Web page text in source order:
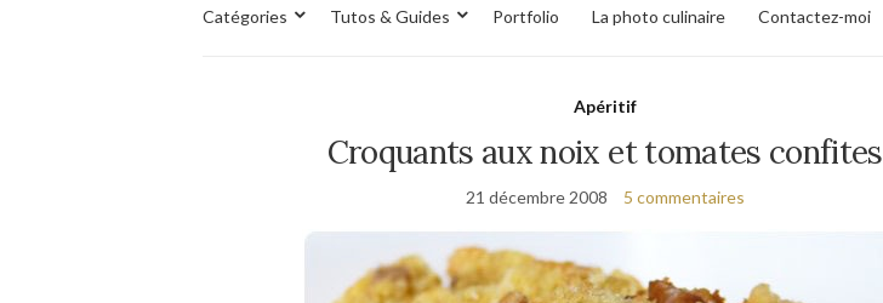
Catégories Tutos & Guides Portfolio La photo culinaire Contactez-moi
Apéritif
Croquants aux noix et tomates confites
21 décembre 2008 5 commentaires